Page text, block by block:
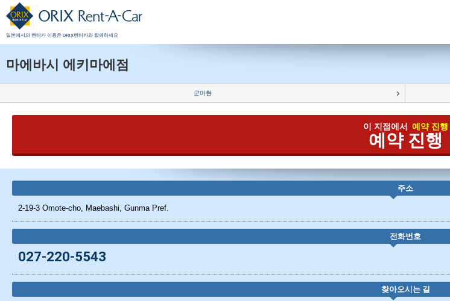
일본에서의 렌터카 이용은 ORIX렌터카와 함께하세요
마에바시 에키마에점
군마현
이 지점에서 예약 진행
예약 진행
주소
2-19-3 Omote-cho, Maebashi, Gunma Pref.
전화번호
027-220-5543
찾아오시는 길